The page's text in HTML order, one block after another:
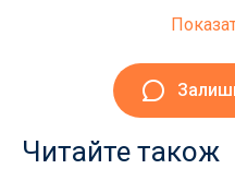
Читайте також